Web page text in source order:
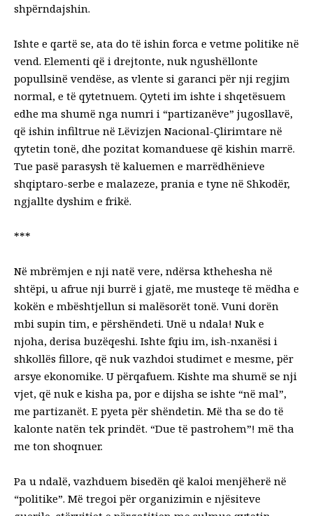
shpërndajshin.
Ishte e qartë se, ata do të ishin forca e vetme politike në
vend. Elementi që i drejtonte, nuk ngushëllonte
popullsinë vendëse, as vlente si garanci për nji regjim
normal, e të qytetnuem. Qyteti im ishte i shqetësuem
edhe ma shumë nga numri i “partizanëve” jugosllavë,
që ishin infiltrue në Lëvizjen Nacional-Çlirimtare në
qytetin tonë, dhe pozitat komanduese që kishin marrë.
Tue pasë parasysh të kaluemen e marrëdhënieve
shqiptaro-serbe e malazeze, prania e tyne në Shkodër,
ngjallte dyshim e frikë.
***
Në mbrëmjen e nji natë vere, ndërsa kthehesha në
shtëpi, u afrue nji burrë i gjatë, me musteqe të mëdha e
kokën e mbështjellun si malësorët tonë. Vuni dorën
mbi supin tim, e përshëndeti. Unë u ndala! Nuk e
njoha, derisa buzëqeshi. Ishte fqiu im, ish-nxanësi i
shkollës fillore, që nuk vazhdoi studimet e mesme, për
arsye ekonomike. U përqafuem. Kishte ma shumë se nji
vjet, që nuk e kisha pa, por e dijsha se ishte “në mal”,
me partizanët. E pyeta për shëndetin. Më tha se do të
kalonte natën tek prindët. “Due të pastrohem”! më tha
me ton shoqnuer.
Pa u ndalë, vazhduem bisedën që kaloi menjëherë në
“politike”. Më tregoi për organizimin e njësiteve